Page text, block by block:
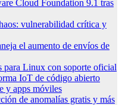
Cloud Foundation 9.1 tras
vulnerabilidad crítica y
el aumento de envíos de
para Linux con soporte oficial
IoT de código abierto
y apps móviles
de anomalías gratis y más